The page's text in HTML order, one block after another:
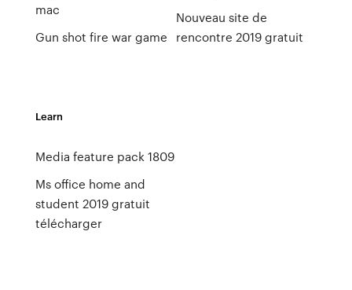
mac
Gun shot fire war game
Nouveau site de
rencontre 2019 gratuit
Learn
Media feature pack 1809
Ms office home and
student 2019 gratuit
télécharger